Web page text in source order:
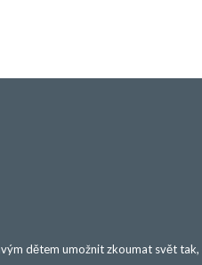
dětem umožnit zkoumat svět